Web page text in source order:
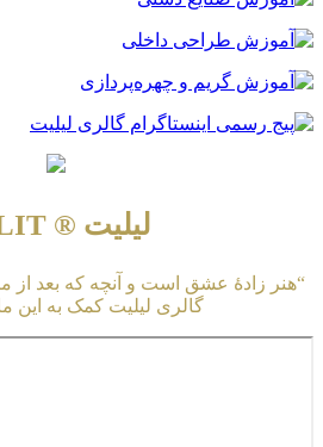
لیلیت ® LILIT
“هنر زادهٔ عشق است و آنچه که بعد از
گالری لیلیت کمک به این